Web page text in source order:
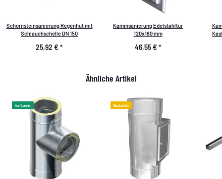
Schornsteinsanierung Regenhut mit
Schlauchschelle DN 150
25,92 € *
Kaminsanierung Edelstahltür
120x180 mm
46,55 € *
Ähnliche Artikel
Auf Lager Bestseller